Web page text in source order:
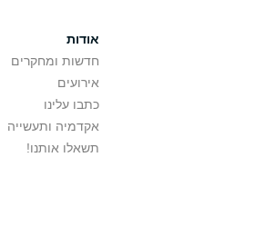
אודות
חדשות ומחקרים
אירועים
כתבו עלינו
אקדמיה ותעשייה
תשאלו אותנו!